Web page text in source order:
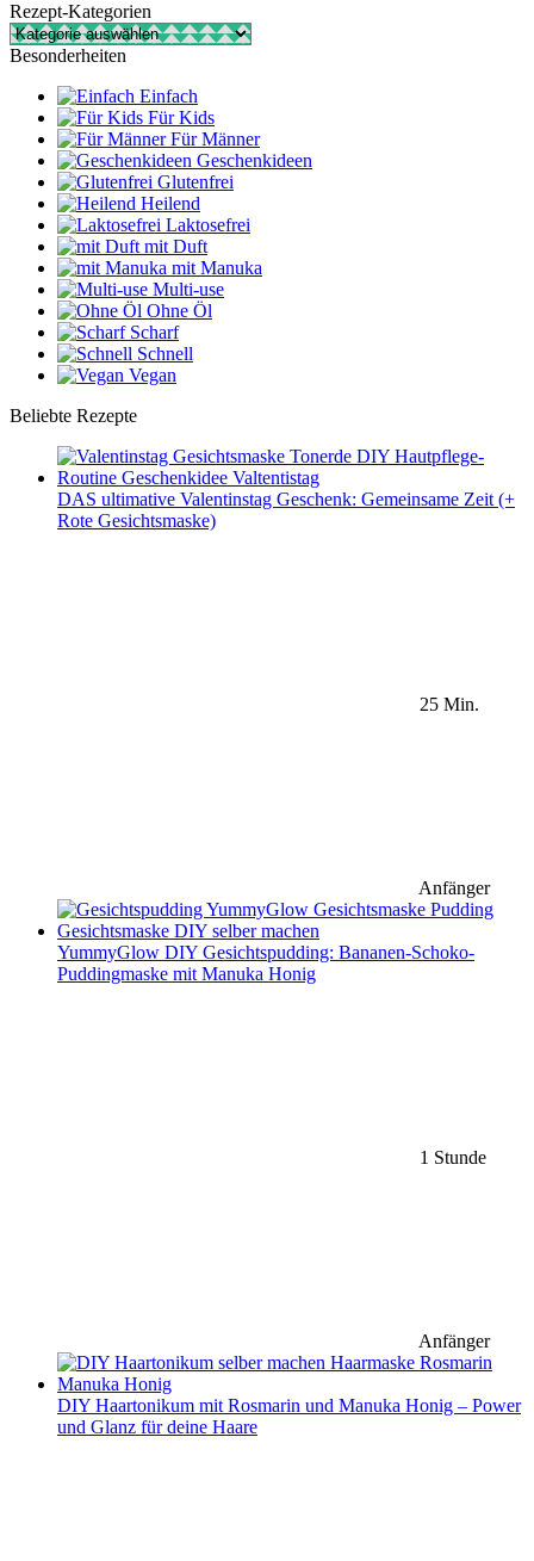
Rezept-Kategorien
Rezept-
Kategorien
Besonderheiten
Einfach
Für Kids
Für Männer
Geschenkideen
Glutenfrei
Heilend
Laktosefrei
mit Duft
mit Manuka
Multi-use
Ohne Öl
Scharf
Schnell
Vegan
Beliebte Rezepte
DAS ultimative Valentinstag Geschenk: Gemeinsame Zeit (+
Rote Gesichtsmaske)
25 Min.
Anfänger
YummyGlow DIY Gesichtspudding: Bananen-Schoko-
Puddingmaske mit Manuka Honig
1 Stunde
Anfänger
DIY Haartonikum mit Rosmarin und Manuka Honig – Power
und Glanz für deine Haare